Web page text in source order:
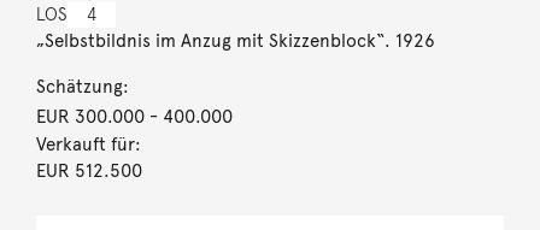
LOS 4
„Selbstbildnis im Anzug mit Skizzenblock“. 1926
Schätzung:
EUR 300.000- 400.000
Verkauft für:
EUR 512.500